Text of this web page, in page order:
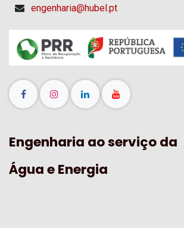
engenharia@hubel.pt
Engenharia ao serviço da
Água e Energia